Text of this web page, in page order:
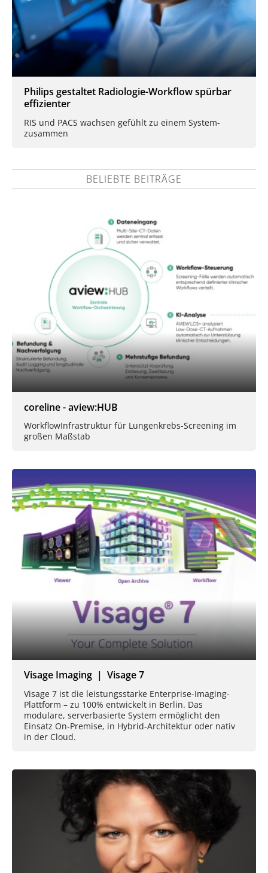
Philips gestaltet Radiologie-Workflow spürbar
effizienter
RIS und PACS wachsen gefühlt zu einem System-
zusammen
BELIEBTE BEITRÄGE
coreline - aview:HUB
Workflow­Infrastruktur für Lungen­krebs-Screening im
großen Maßstab
Visage Imaging | Visage 7
Visage 7 ist die leistungsstarke Enterprise-Imaging-
Plattform – zu 100% entwickelt in Berlin. Das
modulare, serverbasierte System ermöglicht den
Einsatz On-Premise, in Hybrid-Architektur oder nativ
in der Cloud.